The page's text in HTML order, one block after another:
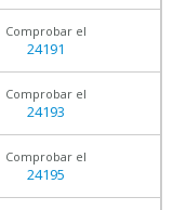
Comprobar el
24191
Comprobar el
24193
Comprobar el
24195